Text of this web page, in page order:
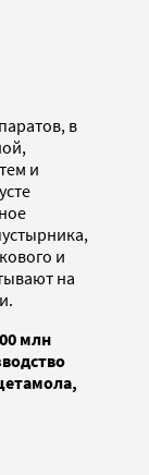
в
и
и
на
млн